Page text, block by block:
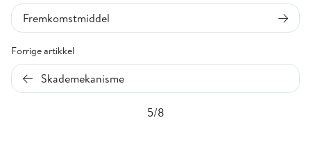
Forrige artikkel
Skademekanisme
5/8
Fremkomstmiddel